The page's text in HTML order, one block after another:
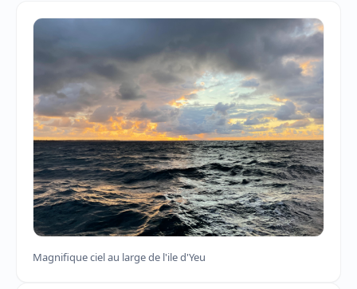
Magnifique ciel au large de l'ile d'Yeu